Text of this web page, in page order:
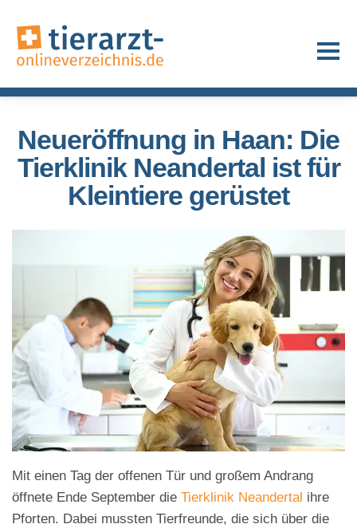
Neueröffnung in Haan: Die
Tierklinik Neandertal ist für
Kleintiere gerüstet
Mit einen Tag der offenen Tür und großem Andrang
öffnete Ende September die Tierklinik Neandertal ihre
Pforten. Dabei mussten Tierfreunde, die sich über die